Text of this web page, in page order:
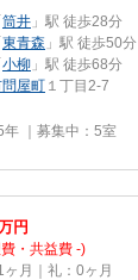
筒井 」駅 徒歩28分
東青森 」駅 徒歩50分
小柳 」駅 徒歩68分
問屋町 １丁目2-7
｜募集中： 5室
円
・共益費 -)
ヶ月｜礼：0ヶ月